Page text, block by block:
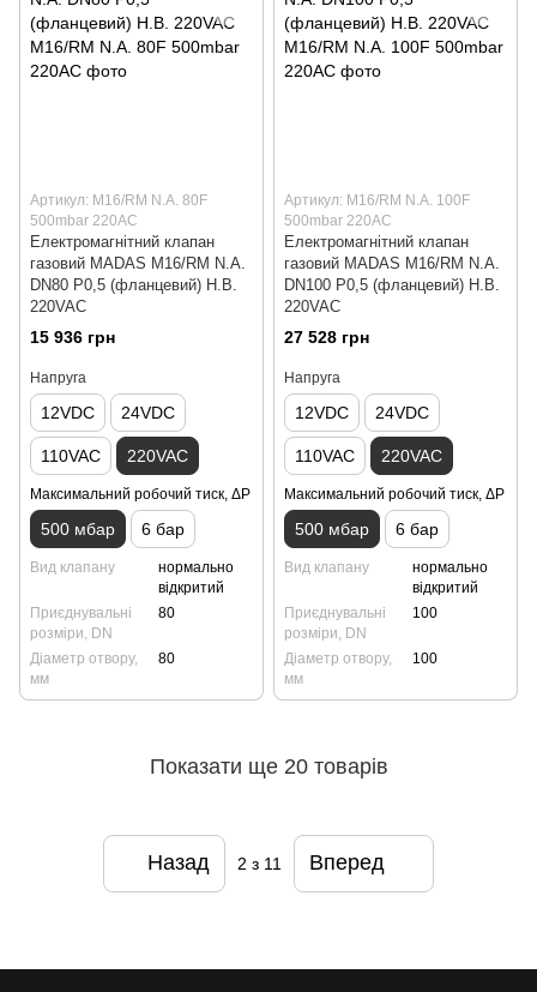
Артикул: M16/RM N.A. 80F
500mbar 220AC
Електромагнітний клапан
газовий MADAS M16/RM N.A.
DN80 Р0,5 (фланцевий) Н.В.
220VAC
15 936 грн
Напруга
12VDC 24VDC
110VAC 220VAC
Максимальний робочий тиск, ΔP
500 мбар 6 бар
Вид клапану
нормально
відкритий
Приєднувальні
розміри, DN
80
Діаметр отвору,
мм
80
Артикул: M16/RM N.A. 100F
500mbar 220AC
Електромагнітний клапан
газовий MADAS M16/RM N.A.
DN100 Р0,5 (фланцевий) Н.В.
220VAC
27 528 грн
Напруга
12VDC 24VDC
110VAC 220VAC
Максимальний робочий тиск, ΔP
500 мбар 6 бар
Вид клапану
нормально
відкритий
Приєднувальні
розміри, DN
100
Діаметр отвору,
мм
100
Показати ще 20 товарів
Назад 2 з 11 Вперед